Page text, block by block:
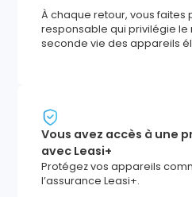
À chaque retour, vous
responsable qui privilégie le
seconde vie des appareils
Vous avez accès à une
avec Leasi+
Protégez vos appareils
l’assurance Leasi+.